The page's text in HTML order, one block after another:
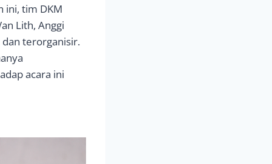
ini, tim DKM
Lith, Anggi
dan terorganisir.
acara ini